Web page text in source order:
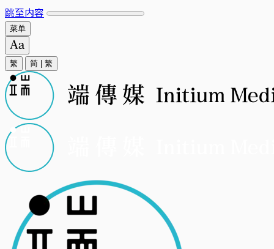
跳至内容
菜单
繁 简 繁